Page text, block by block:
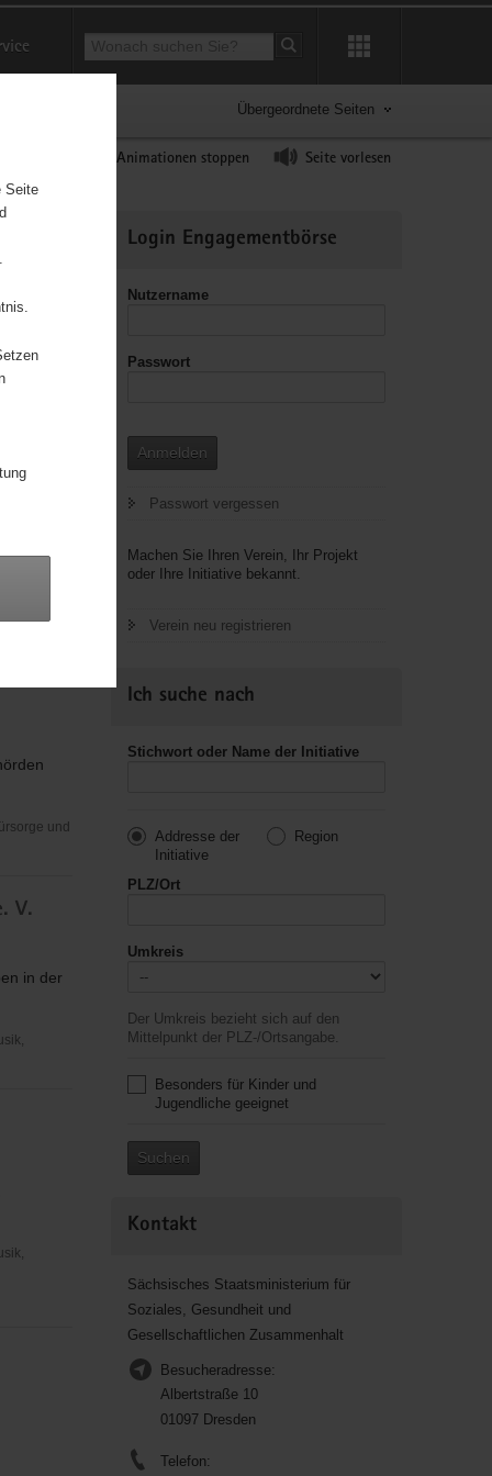
Suchbegriff
Suche starten
Übergeordnete Seiten
Animationen stoppen Seite vorlesen
und
V.
in der
Informationen
Login Engagementbörse
Nutzername
Passwort
Anmelden
Passwort vergessen
Machen Sie Ihren Verein, Ihr Projekt
oder Ihre Initiative bekannt.
Verein neu registrieren
Ich suche nach
Stichwort oder Name der Initiative
Addresse der
Initiative
Region
PLZ/Ort
Umkreis
Der Umkreis bezieht sich auf den
Mittelpunkt der PLZ-/Ortsangabe.
Besonders für Kinder und
Jugendliche geeignet
Suchen
Kontakt
Sächsisches Staatsministerium für
Soziales, Gesundheit und
Gesellschaftlichen Zusammenhalt
Besucheradresse:
Albertstraße 10
01097 Dresden
Telefon:
Seite